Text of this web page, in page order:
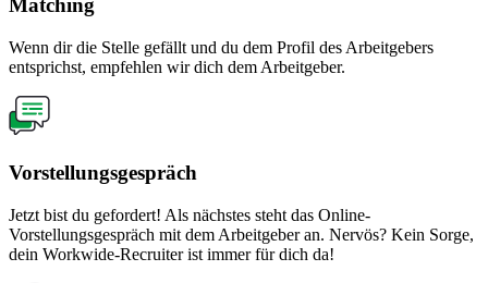
Matching
Wenn dir die Stelle gefällt und du dem Profil des Arbeitgebers
entsprichst, empfehlen wir dich dem Arbeitgeber.
Vorstellungsgespräch
Jetzt bist du gefordert! Als nächstes steht das Online-
Vorstellungsgespräch mit dem Arbeitgeber an. Nervös? Kein Sorge,
dein Workwide-Recruiter ist immer für dich da!